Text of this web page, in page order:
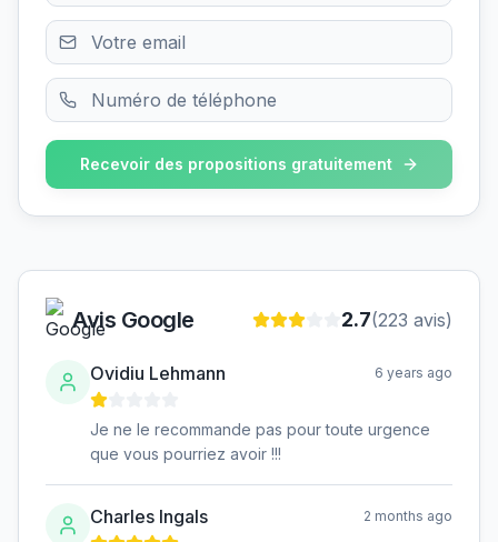
Recevoir des propositions gratuitement
Avis Google 2.7(223 avis)
Ovidiu Lehmann 6 years ago
Je ne le recommande pas pour toute urgence
que vous pourriez avoir !!!
Charles Ingals 2 months ago